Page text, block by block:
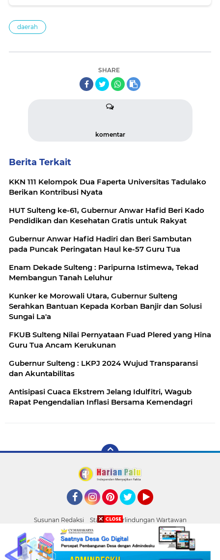
daerah
SHARE
komentar
Berita Terkait
KKN 111 Kelompok Dua Faperta Universitas Tadulako
Berikan Kontribusi Nyata
HUT Sulteng ke-61, Gubernur Anwar Hafid Beri Kado
Pendidikan dan Kesehatan Gratis untuk Rakyat
Gubernur Anwar Hafid Hadiri dan Beri Sambutan
pada Puncak Peringatan Haul ke-57 Guru Tua
Enam Dekade Sulteng : Paripurna Istimewa, Tekad
Membangun Tanah Leluhur
Kunker ke Morowali Utara, Gubernur Sulteng
Serahkan Bantuan Kepada Korban Banjir dan Solusi
Sungai La'a
FKUB Sulteng Nilai Pernyataan Fuad Plered yang Hina
Guru Tua Ancam Kerukunan
Gubernur Sulteng : LKPJ 2024 Wujud Transparansi
dan Akuntabilitas
Antisipasi Cuaca Ekstrem Jelang Idulfitri, Wagub
Rapat Pengendalian Inflasi Bersama Kemendagri
Susunan Redaksi
Standar Perlindungan Wartawan
Pasang Iklan
Tentang Kami Pedoman Media Siber
Palu
Copyright ©2026 HARIAN PALU